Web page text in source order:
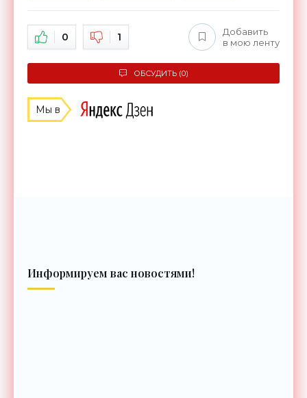
0 1
Добавить
в мою ленту
ОБСУДИТЬ (0)
Мы в
Информируем вас новостями!